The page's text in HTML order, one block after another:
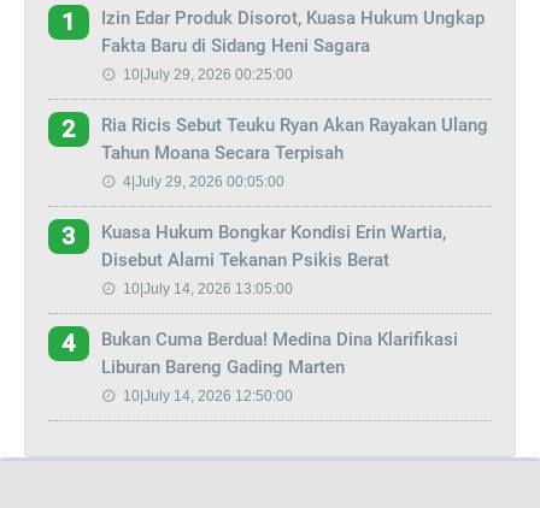
1
Izin Edar Produk Disorot, Kuasa Hukum Ungkap
Fakta Baru di Sidang Heni Sagara
10|July 29, 2026 00:25:00
2
Ria Ricis Sebut Teuku Ryan Akan Rayakan Ulang
Tahun Moana Secara Terpisah
4|July 29, 2026 00:05:00
3
Kuasa Hukum Bongkar Kondisi Erin Wartia,
Disebut Alami Tekanan Psikis Berat
10|July 14, 2026 13:05:00
4
Bukan Cuma Berdua! Medina Dina Klarifikasi
Liburan Bareng Gading Marten
10|July 14, 2026 12:50:00